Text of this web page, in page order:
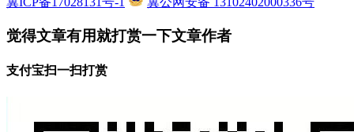
觉得文章有用就打赏一下文章作者
支付宝扫一扫打赏